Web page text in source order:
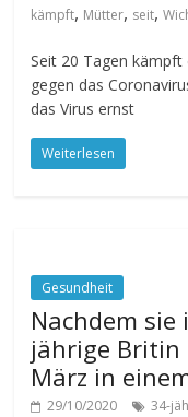
kämpft, Mütter, seit,
Seit 20 Tagen kämpft
gegen das
das Virus ernst
Weiterlesen
Gesundheit
Nachdem sie
jährige Britin
März in
29/10/2020 34-